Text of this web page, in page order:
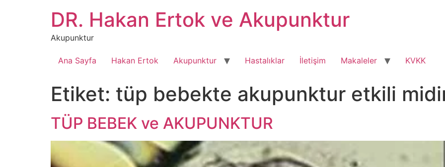
DR. Hakan Ertok ve Akupunktur
Akupunktur
Ana Sayfa Hakan Ertok Akupunktur Hastalıklar İletişim Makaleler KVKK
Etiket: tüp bebekte akupunktur etkili
TÜP BEBEK ve AKUPUNKTUR